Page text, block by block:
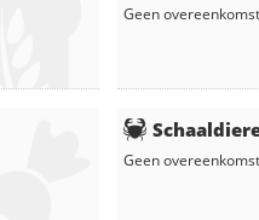
Geen
Geen